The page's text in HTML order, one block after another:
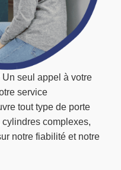
seul appel à votre
service
tout type de porte
complexes,
notre fiabilité et notre